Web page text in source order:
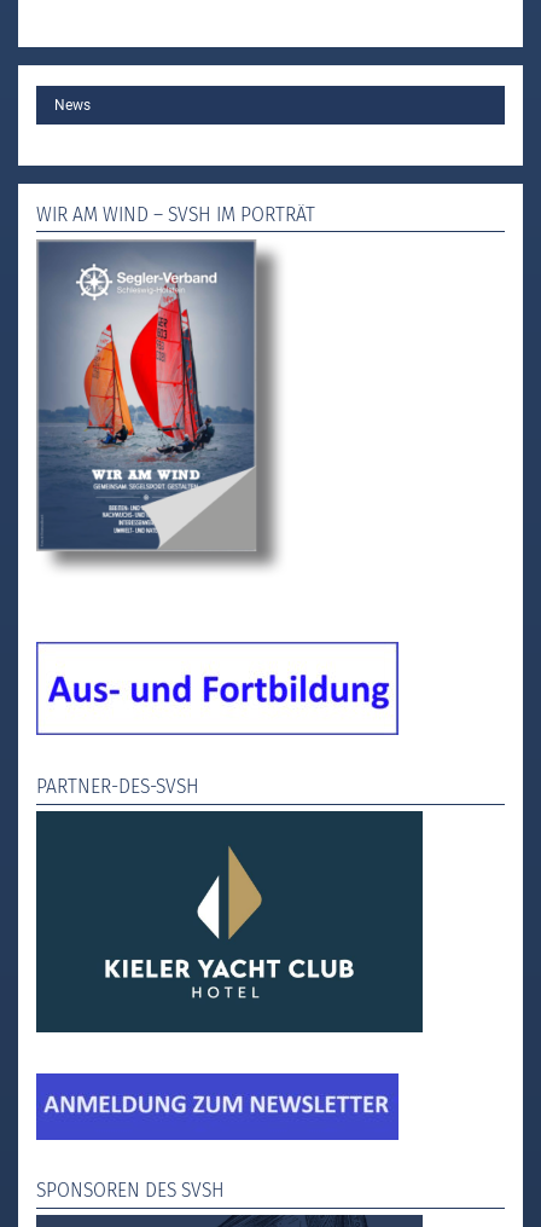
MAINNews
WIR AM WIND – SVSH IM PORTRÄT
PARTNER-DES-SVSH
SPONSOREN DES SVSH